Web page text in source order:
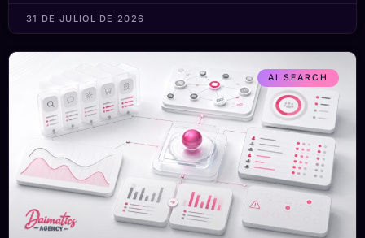
31 DE JULIOL DE 2026
AI SEARCH